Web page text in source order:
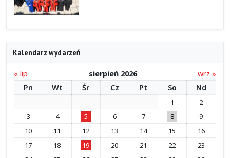
Kalendarz wydarzeń
« lip sierpień 2026
wrz »
Pn
Wt Śr Cz Pt So Nd
1
2
3
4 5 6 7 8
9
10
11 12 13 14 15
16
17
18 19 20 21 22
23